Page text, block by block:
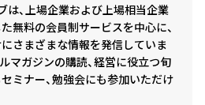
は、上場企業および上場相当企業
無料の会員制サービスを中心に、
さまざまな情報を発信していま
マガジンの購読、経営に役立つ旬
ミナー、勉強会にも参加いただけ